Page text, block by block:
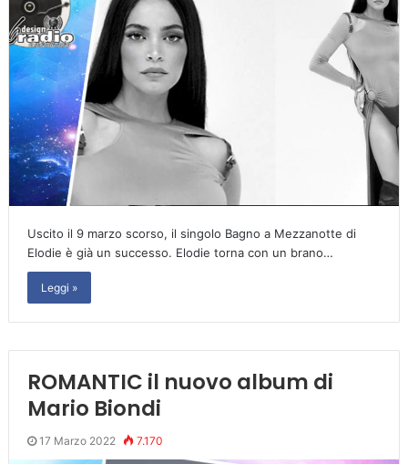
Uscito il 9 marzo scorso, il singolo Bagno a Mezzanotte di
Elodie è già un successo. Elodie torna con un brano…
Leggi »
ROMANTIC il nuovo album di
Mario Biondi
17 Marzo 2022 7.170